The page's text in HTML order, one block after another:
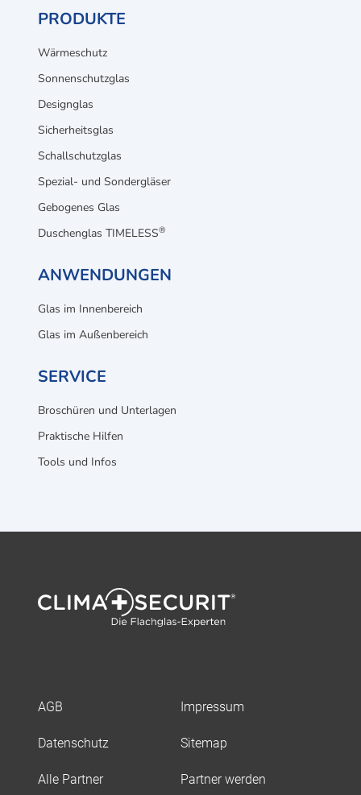
PRODUKTE
Wärmeschutz
Sonnenschutzglas
Designglas
Sicherheitsglas
Schallschutzglas
Spezial- und Sondergläser
Gebogenes Glas
Duschenglas TIMELESS®
ANWENDUNGEN
Glas im Innenbereich
Glas im Außenbereich
SERVICE
Broschüren und Unterlagen
Praktische Hilfen
Tools und Infos
AGB Impressum
Datenschutz Sitemap
Alle Partner Partner werden